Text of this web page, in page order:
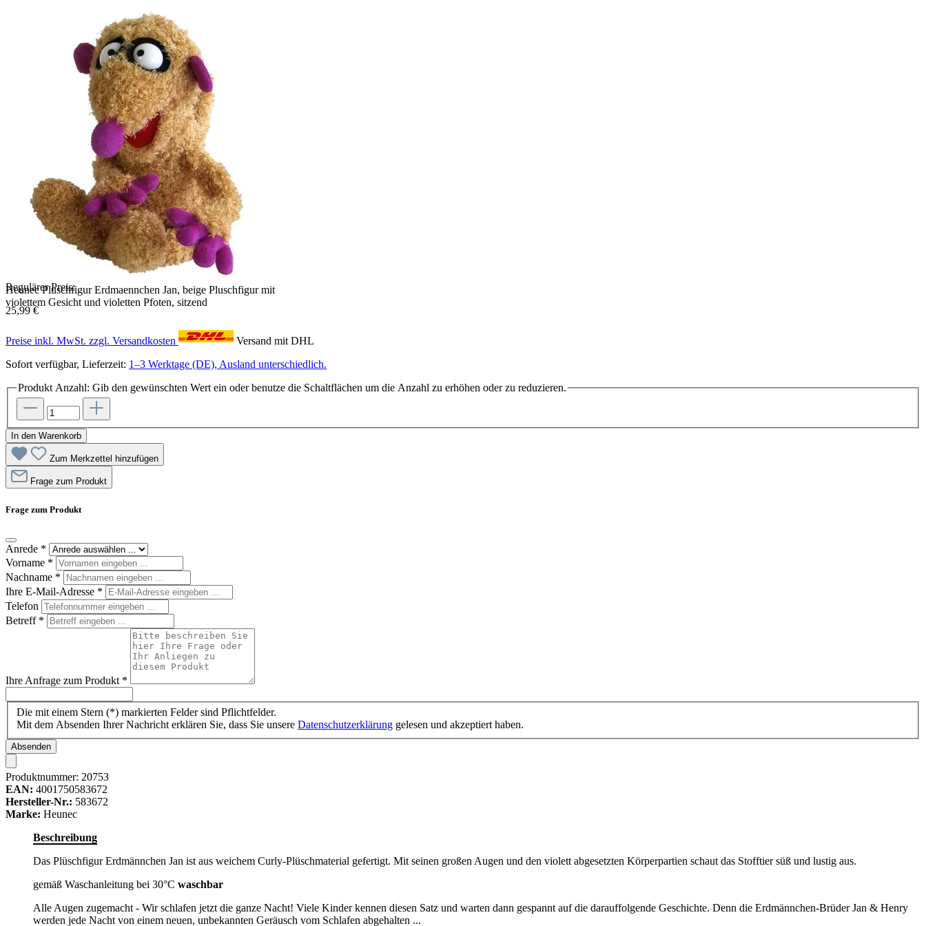
Heunec Pluschfigur Erdmaennchen Jan, beige Pluschfigur mit
violettem Gesicht und violetten Pfoten, sitzend
Regulärer Preis:
25,99 €
Preise inkl. MwSt. zzgl. Versandkosten
Versand mit DHL
Sofort verfügbar, Lieferzeit: 1–3 Werktage (DE), Ausland unterschiedlich.
Produkt Anzahl: Gib den gewünschten Wert ein oder benutze die Schaltflächen um die Anzahl zu erhöhen oder zu reduzieren.
In den Warenkorb
Zum Merkzettel hinzufügen
Frage zum Produkt
Frage zum Produkt
Anrede *
Vorname *
Nachname *
Ihre E-Mail-Adresse *
Telefon
Betreff *
Ihre Anfrage zum Produkt *
Die mit einem Stern (*) markierten Felder sind Pflichtfelder.
Mit dem Absenden Ihrer Nachricht erklären Sie, dass Sie unsere Datenschutzerklärung gelesen und akzeptiert haben.
Absenden
Produktnummer: 20753
EAN: 4001750583672
Hersteller-Nr.: 583672
Marke: Heunec
Beschreibung
Das Plüschfigur Erdmännchen Jan ist aus weichem Curly-Plüschmaterial gefertigt. Mit seinen großen Augen und den violett abgesetzten Körperpartien schaut das Stofftier süß und lustig aus.
gemäß Waschanleitung bei 30°C waschbar
Alle Augen zugemacht - Wir schlafen jetzt die ganze Nacht! Viele Kinder kennen diesen Satz und warten dann gespannt auf die darauffolgende Geschichte. Denn die Erdmännchen-Brüder Jan & Henry
werden jede Nacht von einem neuen, unbekannten Geräusch vom Schlafen abgehalten ...